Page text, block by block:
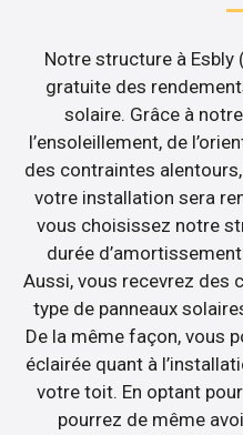
Notre structure à
gratuite des
solaire. Grâce à
l’ensoleillement, de
des contraintes
votre installation sera
vous choisissez notre
durée
Aussi, vous recevrez des
type de panneaux
De la même façon, vous
éclairée quant à
votre toit. En optant
pourrez de même